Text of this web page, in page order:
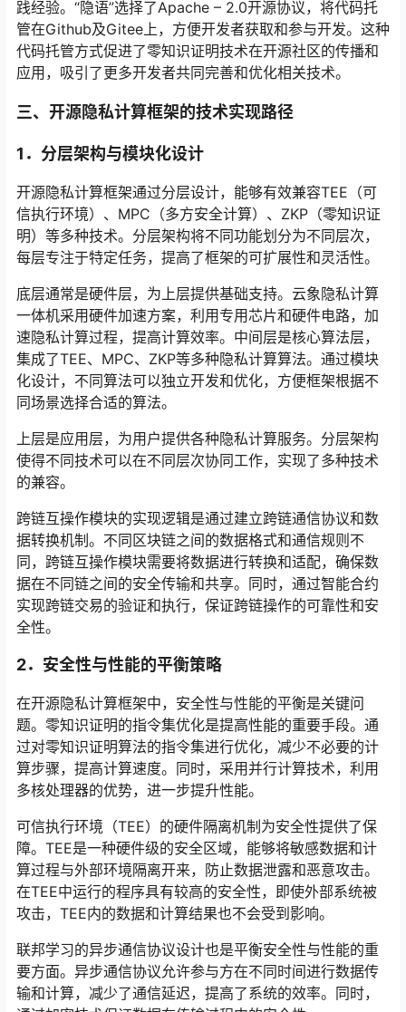
践经验。“隐语”选择了Apache – 2.0开源协议，将代码托
管在Github及Gitee上，方便开发者获取和参与开发。这种
代码托管方式促进了零知识证明技术在开源社区的传播和
应用，吸引了更多开发者共同完善和优化相关技术。
三、 开源隐私计算框架的技术实现路径
1． 分层架构与模块化设计
开源隐私计算框架通过分层设计，能够有效兼容TEE（可
信执行环境）、MPC（多方安全计算）、ZKP（零知识证
明）等多种技术。分层架构将不同功能划分为不同层次，
每层专注于特定任务，提高了框架的可扩展性和灵活性。
底层通常是硬件层，为上层提供基础支持。云象隐私计算
一体机采用硬件加速方案，利用专用芯片和硬件电路，加
速隐私计算过程，提高计算效率。中间层是核心算法层，
集成了TEE、MPC、ZKP等多种隐私计算算法。通过模块
化设计，不同算法可以独立开发和优化，方便框架根据不
同场景选择合适的算法。
上层是应用层，为用户提供各种隐私计算服务。分层架构
使得不同技术可以在不同层次协同工作，实现了多种技术
的兼容。
跨链互操作模块的实现逻辑是通过建立跨链通信协议和数
据转换机制。不同区块链之间的数据格式和通信规则不
同，跨链互操作模块需要将数据进行转换和适配，确保数
据在不同链之间的安全传输和共享。同时，通过智能合约
实现跨链交易的验证和执行，保证跨链操作的可靠性和安
全性。
2． 安全性与性能的平衡策略
在开源隐私计算框架中，安全性与性能的平衡是关键问
题。零知识证明的指令集优化是提高性能的重要手段。通
过对零知识证明算法的指令集进行优化，减少不必要的计
算步骤，提高计算速度。同时，采用并行计算技术，利用
多核处理器的优势，进一步提升性能。
可信执行环境（TEE）的硬件隔离机制为安全性提供了保
障。TEE是一种硬件级的安全区域，能够将敏感数据和计
算过程与外部环境隔离开来，防止数据泄露和恶意攻击。
在TEE中运行的程序具有较高的安全性，即使外部系统被
攻击，TEE内的数据和计算结果也不会受到影响。
联邦学习的异步通信协议设计也是平衡安全性与性能的重
要方面。异步通信协议允许参与方在不同时间进行数据传
输和计算，减少了通信延迟，提高了系统的效率。同时，